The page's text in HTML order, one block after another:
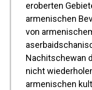
eroberten
armenischen
von
Nachitschewan
nicht
armenischen